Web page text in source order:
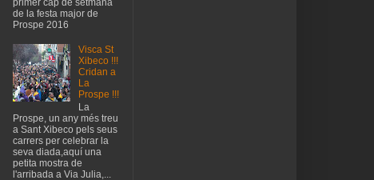
primer cap de setmana
de la festa major de
Prospe 2016
Visca St
Xibeco !!!
Cridan a
La
Prospe !!!
La
Prospe, un any més treu
a Sant Xibeco pels seus
carrers per celebrar la
seva diada,aquí una
petita mostra de
l'arribada a Via Julia,...